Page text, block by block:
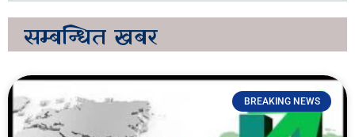
सम्बन्धित खबर
BREAKING NEWS